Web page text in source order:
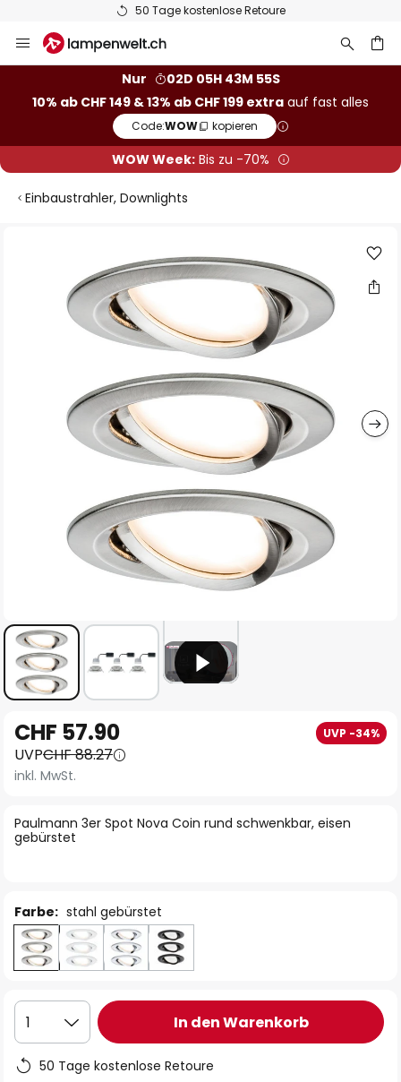
50 Tage kostenlose Retoure
Inhalt
Nur
02D 05H 43M 55S
10% ab CHF 149 & 13% ab CHF 199 extra auf fast alles
Code:WOW kopieren
WOW Week:Bis zu -70%
Einbaustrahler, Downlights
Bildgalerie
Anfang
der
Bildgalerie
Paulmann 3er Spot Nova Coin rund schwenkbar, eisen
gebürstet
CHF 57.90 UVP -34%
UVPCHF 88.27
inkl. MwSt.
Farbe: stahl gebürstet
1 In den Warenkorb
50 Tage kostenlose Retoure